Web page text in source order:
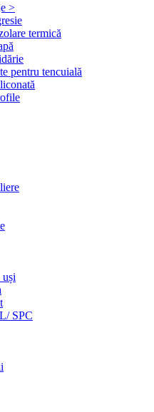
>
termică
pentru tencuială
SPC